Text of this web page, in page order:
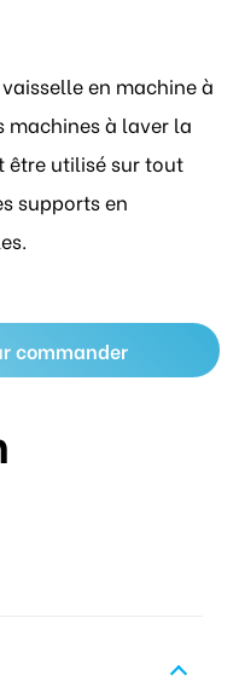
en machine à
machines à laver la
être utilisé sur tout
supports en
commander